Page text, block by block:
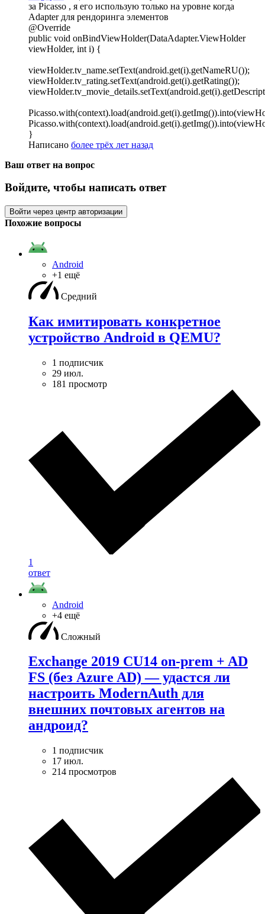
за Picasso , я его использую только на уровне когда
Adapter для рендоринга элементов
@Override
public void onBindViewHolder(DataAdapter.ViewHolder
viewHolder, int i) {
viewHolder.tv_name.setText(android.get(i).getNameRU());
viewHolder.tv_rating.setText(android.get(i).getRating());
}
Написано более трёх лет назад
Ваш ответ на вопрос
Войдите, чтобы написать ответ
Войти через центр авторизации
Похожие вопросы
Android
+1 ещё
Средний
Как имитировать конкретное
устройство Android в QEMU?
1 подписчик
29 июл.
181 просмотр
1
ответ
Android
+4 ещё
Сложный
Exchange 2019 CU14 on-prem + AD
FS (без Azure AD) — удаcтся ли
настроить ModernAuth для
внешних почтовых агентов на
андроид?
1 подписчик
17 июл.
214 просмотров